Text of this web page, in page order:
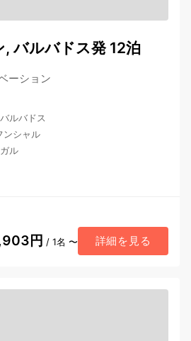
バルバドス発 12泊
ーション
ルバドス
ンシャル
ル
円 / 1名 〜 詳細を見る